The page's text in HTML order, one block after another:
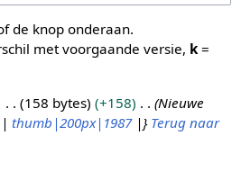
de knop onderaan.
met voorgaande versie, k =
158 bytes +158
Nieuwe
thumb|200px|1987|} Terug naar